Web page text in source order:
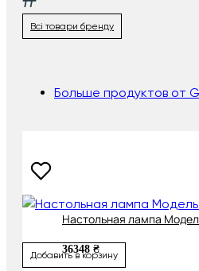
Всі товари бренду
Больше продуктов от
Настольная лампа
36348 ₴
Добавить в корзину